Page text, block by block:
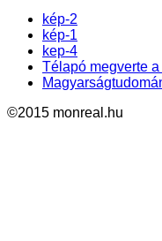
kép-2
kép-1
kep-4
Télapó megverte
©2015 monreal.hu